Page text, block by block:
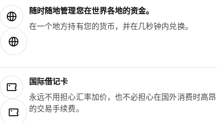
随时随地管理您在世界各地的资金。
在一个地方持有您的货币，并在几秒钟内兑换。
国际借记卡
永远不用担心汇率加价，也不必担心在国外消费时高昂
的交易手续费。